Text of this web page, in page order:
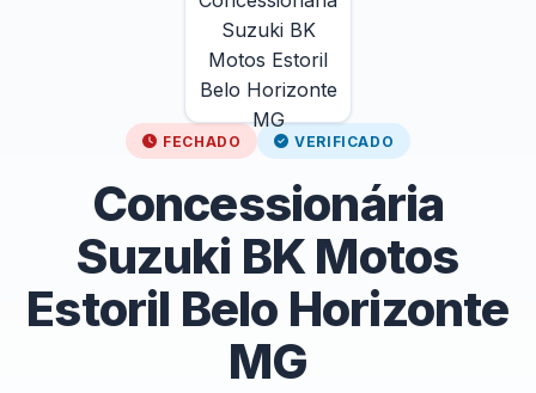
FECHADO VERIFICADO
Concessionária
Suzuki BK Motos
Estoril Belo Horizonte
MG